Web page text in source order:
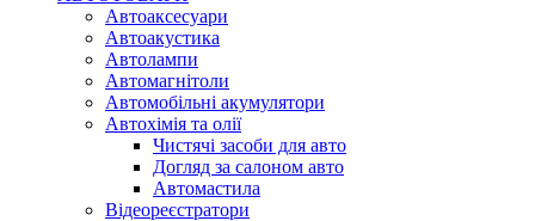
Автоаксесуари
Автоакустика
Автолампи
Автомагнітоли
Автомобільні акумулятори
Автохімія та олії
Чистячі засоби для авто
Догляд за салоном авто
Автомастила
Відеореєстратори